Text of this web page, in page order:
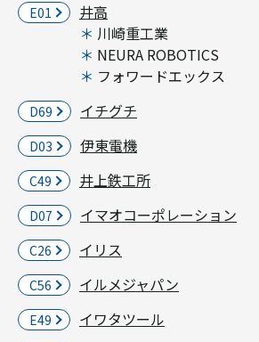
E01
井高
川崎重工業
NEURA ROBOTICS
フォワードエックス
D69 イチグチ
D03 伊東電機
C49 井上鉄工所
D07 イマオコーポレーション
C26 イリス
C56 イルメジャパン
E49 イワタツール